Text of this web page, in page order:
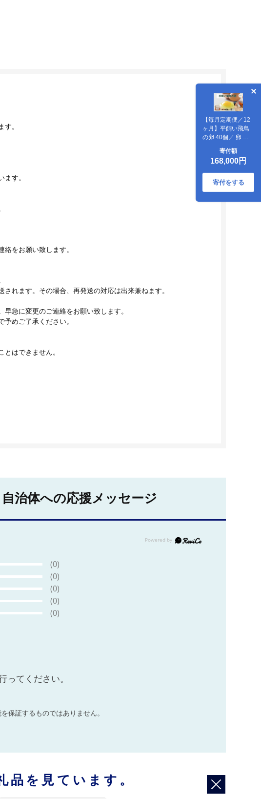
【毎月定期便／12
ヶ月】平飼い飛鳥
の卵 40個／ 卵 た
まご 玉子 生卵 鶏卵
生たまご たまごか
けごはん 卵焼き 目
玉焼き 冷蔵 チルド
古都風雅ファーム
奈良県 宇陀市 ふる
寄付額
168,000円
寄付をする
。
す。
をお願い致します。
れます。その場合、再発送の対応は出来兼ねます。
急に変更のご連絡をお願い致します。
めご了承ください。
はできません。
自治体への応援メッセージ
(0)
(0)
(0)
(0)
(0)
ってください。
保証するものではありません。
品を見ています。